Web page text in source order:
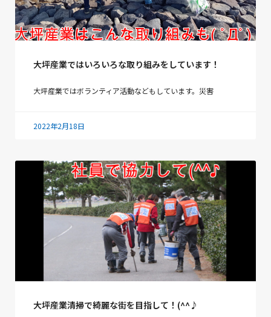
大坪産業ではいろいろな取り組みをしています！
大坪産業ではボランティア活動などもしています。災害
2022年2月18日
大坪産業清掃で綺麗な街を目指して！(^^♪